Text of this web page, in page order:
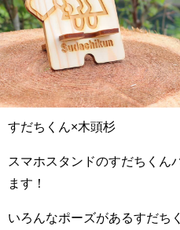
すだちくん×木頭杉
スマホスタンドのすだちくん
ます！
いろんなポーズがあるすだち